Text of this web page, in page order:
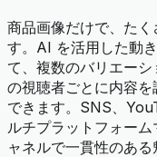
商品画像だけで、た
す。AI を活用した動
て、複数のバリエー
の視聴者ごとに内容
できます。SNS、
ルチプラットフォー
ャネルで一貫性のある